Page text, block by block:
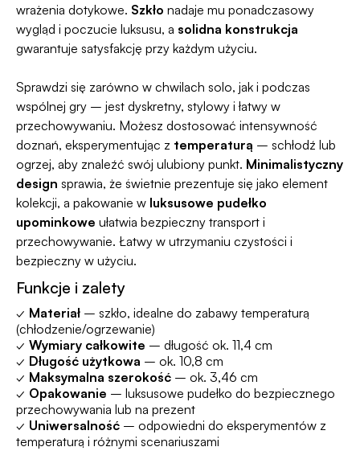
wrażenia dotykowe. Szkło nadaje mu ponadczasowy
wygląd i poczucie luksusu, a solidna konstrukcja
gwarantuje satysfakcję przy każdym użyciu.
Sprawdzi się zarówno w chwilach solo, jak i podczas
wspólnej gry – jest dyskretny, stylowy i łatwy w
przechowywaniu. Możesz dostosować intensywność
doznań, eksperymentując z temperaturą – schłodź lub
ogrzej, aby znaleźć swój ulubiony punkt. Minimalistyczny
design sprawia, że świetnie prezentuje się jako element
kolekcji, a pakowanie w luksusowe pudełko
upominkowe ułatwia bezpieczny transport i
przechowywanie. Łatwy w utrzymaniu czystości i
bezpieczny w użyciu.
Funkcje i zalety
✓ Materiał – szkło, idealne do zabawy temperaturą
(chłodzenie/ogrzewanie)
✓ Wymiary całkowite – długość ok. 11,4 cm
✓ Długość użytkowa – ok. 10,8 cm
✓ Maksymalna szerokość – ok. 3,46 cm
✓ Opakowanie – luksusowe pudełko do bezpiecznego
przechowywania lub na prezent
✓ Uniwersalność – odpowiedni do eksperymentów z
temperaturą i różnymi scenariuszami